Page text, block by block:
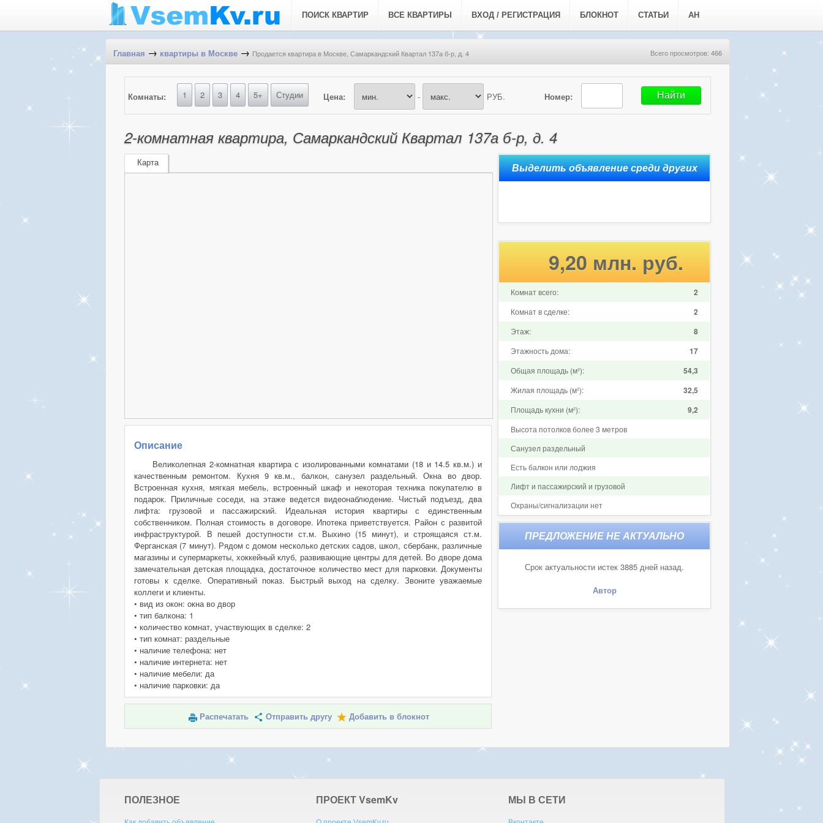
ПОИСК КВАРТИР ВСЕ КВАРТИРЫ ВХОД / РЕГИСТРАЦИЯ БЛОКНОТ СТАТЬИ АН
Главная → квартиры в Москве → Продается квартира в Москве, Самаркандский Квартал 137а б-р, д. 4 Всего просмотров: 466
Номер:
Комнаты: 1 2 3 4 5+ Студии Цена: - РУБ.
2-комнатная квартира, Самаркандский Квартал 137а б-р, д. 4
Карта
Описание
Великолепная 2-комнатная квартира с изолированными комнатами (18 и 14.5 кв.м.) и
качественным ремонтом. Кухня 9 кв.м., балкон, санузел раздельный. Окна во двор.
Встроенная кухня, мягкая мебель, встроенный шкаф и некоторая техника покупателю в
подарок. Приличные соседи, на этаже ведется видеонаблюдение. Чистый подъезд, два
лифта: грузовой и пассажирский. Идеальная история квартиры с единственным
собственником. Полная стоимость в договоре. Ипотека приветствуется. Район с развитой
инфраструктурой. В пешей доступности ст.м. Выхино (15 минут), и строящаяся ст.м.
Ферганская (7 минут). Рядом с домом несколько детских садов, школ, сбербанк, различные
магазины и супермаркеты, хоккейный клуб, развивающие центры для детей. Во дворе дома
замечательная детская площадка, достаточное количество мест для парковки. Документы
готовы к сделке. Оперативный показ. Быстрый выход на сделку. Звоните уважаемые
коллеги и клиенты.
• вид из окон: окна во двор
• тип балкона: 1
• количество комнат, участвующих в сделке: 2
• тип комнат: раздельные
• наличие телефона: нет
• наличие интернета: нет
• наличие мебели: да
• наличие парковки: да
Распечатать Отправить другу Добавить в блокнот
9,20 млн. руб.
Комнат всего: 2
Комнат в сделке: 2
Этаж: 8
Этажность дома: 17
Общая площадь (м²): 54,3
Жилая площадь (м²): 32,5
Площадь кухни (м²): 9,2
Высота потолков более 3 метров
Санузел раздельный
Есть балкон или лоджия
Лифт и пассажирский и грузовой
Охраны/сигнализации нет
Срок актуальности истек 3885 дней назад.
Автор
ПОЛЕЗНОЕ ПРОЕКТ VsemKv МЫ В СЕТИ